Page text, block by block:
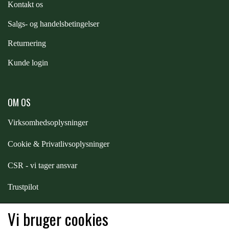
PREMIER EQUINE KØLETERAPI
PREMIER EQUINE GROOMING & STALD
PREMIER EQUINE
RACING TACK
Kontakt os
Salgs- og handelsbetingelser
Returnering
Kunde login
OM OS
Virksomhedsoplysninger
Cookie & Privatlivsoplysninger
CSR - vi tager ansvar
Trustpilot
Vi bruger cookies